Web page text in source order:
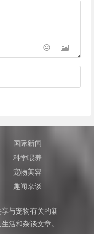
国际新闻
科学喂养
宠物美容
趣闻杂谈
与宠物有关的新
活和杂谈文章。